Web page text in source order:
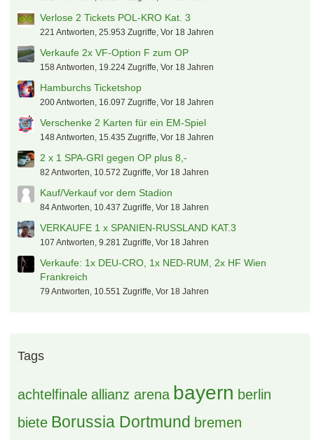
Verlose 2 Tickets POL-KRO Kat. 3
221 Antworten, 25.953 Zugriffe, Vor 18 Jahren
Verkaufe 2x VF-Option F zum OP
158 Antworten, 19.224 Zugriffe, Vor 18 Jahren
Hamburchs Ticketshop
200 Antworten, 16.097 Zugriffe, Vor 18 Jahren
Verschenke 2 Karten für ein EM-Spiel
148 Antworten, 15.435 Zugriffe, Vor 18 Jahren
2 x 1 SPA-GRI gegen OP plus 8,-
82 Antworten, 10.572 Zugriffe, Vor 18 Jahren
Kauf/Verkauf vor dem Stadion
84 Antworten, 10.437 Zugriffe, Vor 18 Jahren
VERKAUFE 1 x SPANIEN-RUSSLAND KAT.3
107 Antworten, 9.281 Zugriffe, Vor 18 Jahren
Verkaufe: 1x DEU-CRO, 1x NED-RUM, 2x HF Wien
Frankreich
79 Antworten, 10.551 Zugriffe, Vor 18 Jahren
Tags
achtelfinale allianz arena bayern berlin
biete Borussia Dortmund bremen